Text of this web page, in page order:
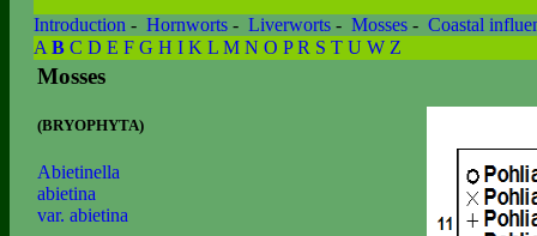
Introduction - Hornworts - Liverworts - Mosses - Coastal
A B C D E F G H I K L M N O P R S T U W Z
Mosses
(BRYOPHYTA)
Abietinella
abietina
var. abietina